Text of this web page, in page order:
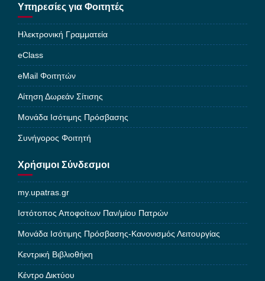
Υπηρεσίες για Φοιτητές
Ηλεκτρονική Γραμματεία
eClass
eMail Φοιτητών
Αίτηση Δωρεάν Σίτισης
Μονάδα Ισότιμης Πρόσβασης
Συνήγορος Φοιτητή
Χρήσιμοι Σύνδεσμοι
my.upatras.gr
Ιστότοπος Αποφοίτων Παν/μίου Πατρών
Μονάδα Ισότιμης Πρόσβασης-Κανονισμός Λειτουργίας
Κεντρική Βιβλιοθήκη
Κέντρο Δικτύου